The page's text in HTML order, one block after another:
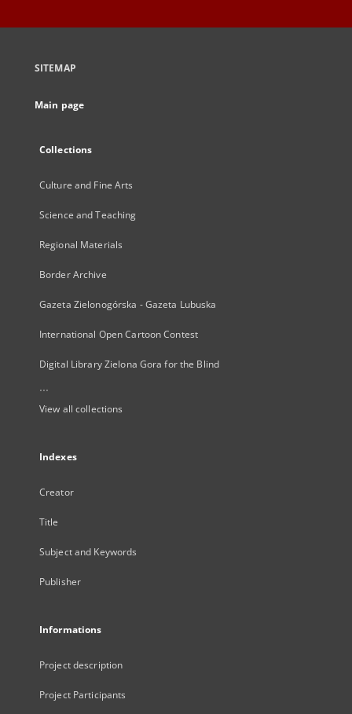
SITEMAP
Main page
Collections
Culture and Fine Arts
Science and Teaching
Regional Materials
Border Archive
Gazeta Zielonogórska - Gazeta Lubuska
International Open Cartoon Contest
Digital Library Zielona Gora for the Blind
...
View all collections
Indexes
Creator
Title
Subject and Keywords
Publisher
Informations
Project description
Project Participants